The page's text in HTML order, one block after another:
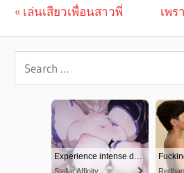
navigation
Previous
เล่นเสียวเพื่อนสาวพี่
Next
เพร